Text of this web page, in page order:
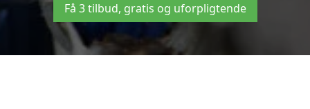
Få 3 tilbud, gratis og uforpligtende